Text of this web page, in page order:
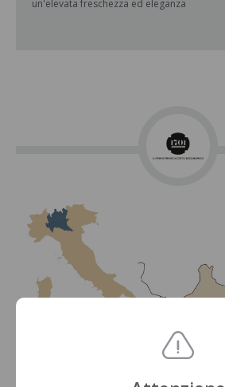
un'elevata freschezza ed eleganza